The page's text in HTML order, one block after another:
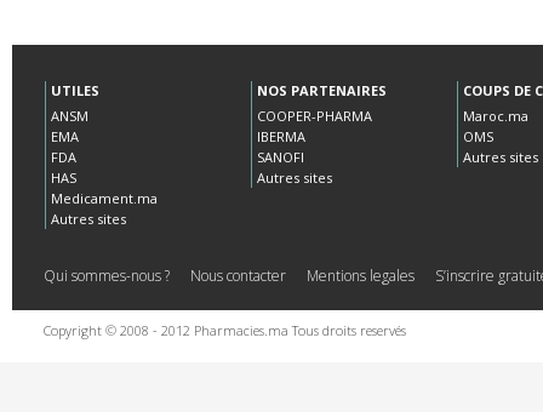
UTILES
ANSM
EMA
FDA
HAS
Medicament.ma
Autres sites
NOS PARTENAIRES
COOPER-PHARMA
IBERMA
SANOFI
Autres sites
COUPS DE
Maroc.ma
OMS
Autres sites
Qui sommes-nous ? Nous contacter Mentions legales S’inscrire
Copyright © 2008 - 2012 Pharmacies.ma Tous droits reservés